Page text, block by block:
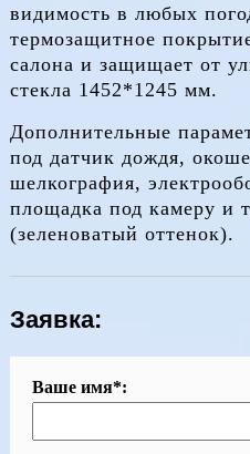
видимость в любых
термозащитное
салона и защищает от
стекла 1452*1245 мм.
Дополнительные
под датчик дождя,
шелкография,
площадка под камеру и
(зеленоватый оттенок).
Заявка:
Ваше имя*: